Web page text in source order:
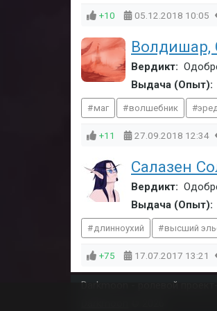
+10 05.12.2018 10:05
Волдишар,
Вердикт:
Выдача (Опыт):
маг волшебник
+11 27.09.2018 12:34
Салазен
Вердикт:
Выдача (Опыт):
длинноухий высший
+75 17.07.2017 13:21
Darkmoon - ролевой